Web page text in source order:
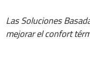
Las Soluciones
mejorar el confort